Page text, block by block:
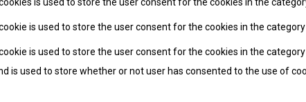
is used to store the user consent for the cookies in the
is used to store the user consent for the cookies in the
is used to store the user consent for the cookies in the
is used to store whether or not user has consented to the use of